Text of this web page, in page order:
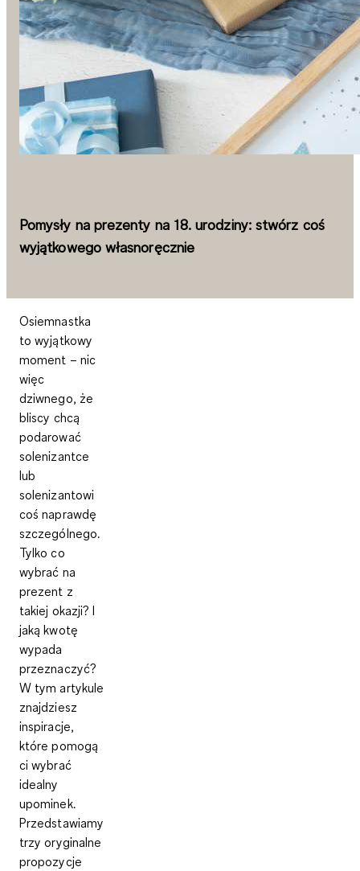
Pomysły na prezenty na 18. urodziny: stwórz coś
wyjątkowego własnoręcznie
Osiemnastka
to wyjątkowy
moment – nic
więc
dziwnego, że
bliscy chcą
podarować
solenizantce
lub
solenizantowi
coś naprawdę
szczególnego.
Tylko co
wybrać na
prezent z
takiej okazji? I
jaką kwotę
wypada
przeznaczyć?
W tym artykule
znajdziesz
inspiracje,
które pomogą
ci wybrać
idealny
upominek.
Przedstawiamy
trzy oryginalne
propozycje